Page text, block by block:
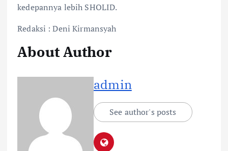
kedepannya lebih SHOLID.
Redaksi : Deni Kirmansyah
About Author
admin
See author's posts